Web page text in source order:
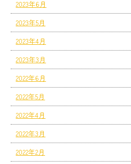
2023年6月
2023年5月
2023年4月
2023年3月
2022年6月
2022年5月
2022年4月
2022年3月
2022年2月